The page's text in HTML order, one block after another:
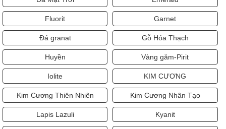
Fluorit Garnet
Đá granat Gỗ Hóa Thạch
Huyền Vàng găm-Pirit
Iolite KIM CƯƠNG
Kim Cương Thiên Nhiên Kim Cương Nhân Tạo
Lapis Lazuli Kyanit